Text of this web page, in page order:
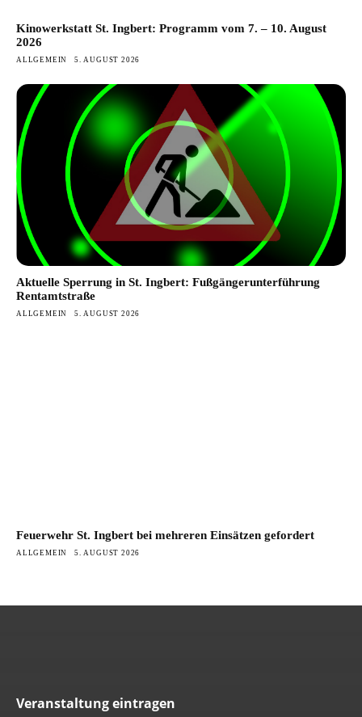
Kinowerkstatt St. Ingbert: Programm vom 7. – 10. August
2026
ALLGEMEIN 5. AUGUST 2026
Aktuelle Sperrung in St. Ingbert: Fußgängerunterführung
Rentamtstraße
ALLGEMEIN 5. AUGUST 2026
Feuerwehr St. Ingbert bei mehreren Einsätzen gefordert
ALLGEMEIN 5. AUGUST 2026
Veranstaltung eintragen